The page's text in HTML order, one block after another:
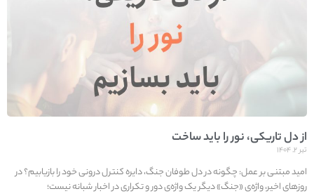
از دل تاریکی، نور را باید ساخت
تیر ۲, ۱۴۰۴
امید مبتنی بر عمل: چگونه در دل طوفان جنگ، دایره کنترل درونی خود را بازیابیم؟ در
روزهای اخیر، واژه‌ی «جنگ» دیگر یک واژه‌ی دور و تکراری در اخبار شبانه نیست؛